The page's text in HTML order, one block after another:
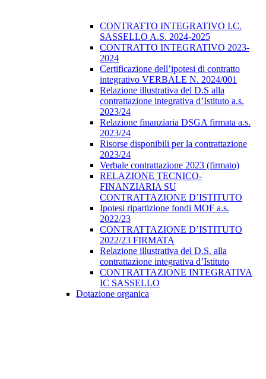
CONTRATTO INTEGRATIVO I.C.
SASSELLO A.S. 2024-2025
CONTRATTO INTEGRATIVO 2023-
2024
Certificazione dell’ipotesi di contratto
integrativo VERBALE N. 2024/001
Relazione illustrativa del D.S alla
contrattazione integrativa d’Istituto a.s.
2023/24
Relazione finanziaria DSGA firmata a.s.
2023/24
Risorse disponibili per la contrattazione
2023/24
Verbale contrattazione 2023 (firmato)
RELAZIONE TECNICO-
FINANZIARIA SU
CONTRATTAZIONE D’ISTITUTO
Ipotesi ripartizione fondi MOF a.s.
2022/23
CONTRATTAZIONE D’ISTITUTO
2022/23 FIRMATA
Relazione illustrativa del D.S. alla
contrattazione integrativa d’Istituto
CONTRATTAZIONE INTEGRATIVA
IC SASSELLO
Dotazione organica